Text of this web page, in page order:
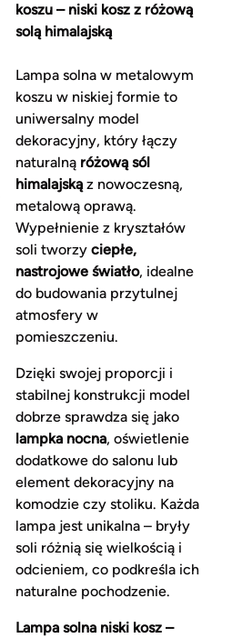
koszu – niski kosz z różową
solą himalajską
Lampa solna w metalowym
koszu w niskiej formie to
uniwersalny model
dekoracyjny, który łączy
naturalną różową sól
himalajskąz nowoczesną,
metalową oprawą.
Wypełnienie z kryształów
soli tworzy ciepłe,
nastrojowe światło, idealne
do budowania przytulnej
atmosfery w
pomieszczeniu.
Dzięki swojej proporcji i
stabilnej konstrukcji model
dobrze sprawdza się jako
lampka nocna, oświetlenie
dodatkowe do salonu lub
element dekoracyjny na
komodzie czy stoliku. Każda
lampa jest unikalna – bryły
soli różnią się wielkością i
odcieniem, co podkreśla ich
naturalne pochodzenie.
Lampa solna niski kosz –